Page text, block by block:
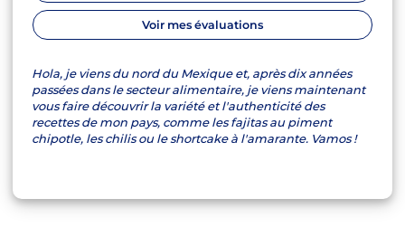
Voir mes évaluations
Hola, je viens du nord du Mexique et, après dix années
passées dans le secteur alimentaire, je viens maintenant
vous faire découvrir la variété et l'authenticité des
recettes de mon pays, comme les fajitas au piment
chipotle, les chilis ou le shortcake à l'amarante. Vamos !